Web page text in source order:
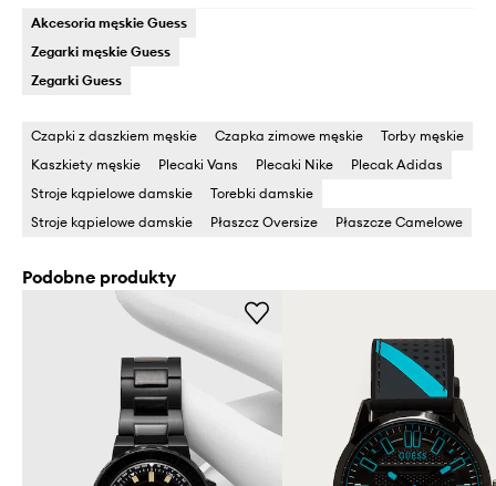
Akcesoria męskie Guess
Zegarki męskie Guess
Zegarki Guess
Czapki z daszkiem męskie Czapka zimowe męskie
Torby męskie
Kaszkiety męskie
Plecaki Vans Plecaki Nike
Plecak Adidas
Stroje kąpielowe damskie
Torebki damskie
Stroje kąpielowe damskie
Płaszcz Oversize Płaszcze Camelowe
Podobne produkty